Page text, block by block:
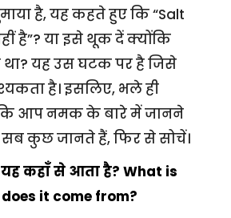
है, यह कहते हुए कि “Salt
है”? या इसे थूक दें क्योंकि
यह उस घटक पर है जिसे
है। इसलिए, भले ही
आप नमक के बारे में जानने
कुछ जानते हैं, फिर से सोचें।
कहाँ से आता है? What is
it come from?